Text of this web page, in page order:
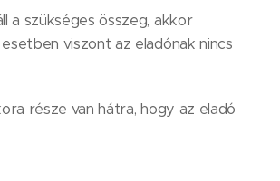
a szükséges összeg, akkor
viszont az eladónak nincs
része van hátra, hogy az eladó